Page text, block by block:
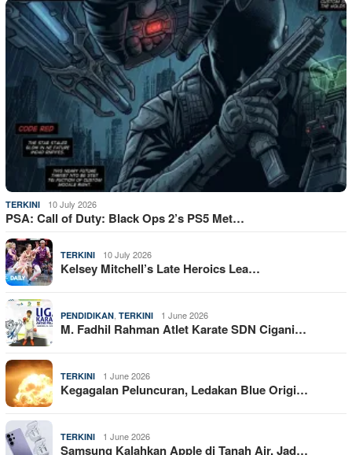
TERKINI 10 July 2026
PSA: Call of Duty: Black Ops 2’s PS5 Met…
TERKINI 10 July 2026
Kelsey Mitchell’s Late Heroics Lea…
PENDIDIKAN TERKINI 1 June 2026
M. Fadhil Rahman Atlet Karate SDN Cigani…
TERKINI 1 June 2026
Kegagalan Peluncuran, Ledakan Blue Origi…
TERKINI 1 June 2026
Samsung Kalahkan Apple di Tanah Air, Jad…